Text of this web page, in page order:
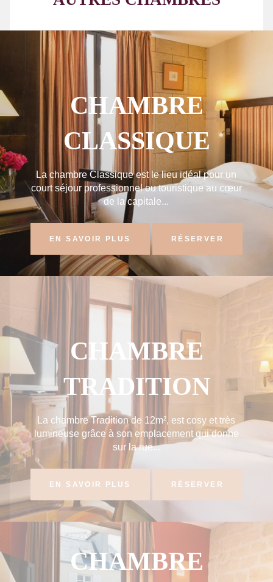
CHAMBRE
CLASSIQUE
La chambre Classique est le lieu idéal pour un
court séjour professionnel ou touristique au cœur
de la capitale...
EN SAVOIR PLUS RÉSERVER
CHAMBRE
TRADITION
La chambre Tradition de 12m², est cosy et très
lumineuse grâce à son emplacement qui donne
sur la rue...
EN SAVOIR PLUS RÉSERVER
CHAMBRE